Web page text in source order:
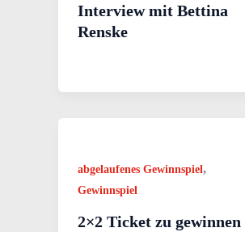
Interview mit Bettina
Renske
abgelaufenes Gewinnspiel ,
Gewinnspiel
2×2 Ticket zu gewinnen